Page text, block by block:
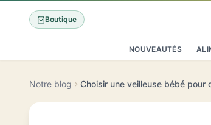
Boutique
NOUVEAUTÉS
Notre blog Choisir une veilleuse bébé pour